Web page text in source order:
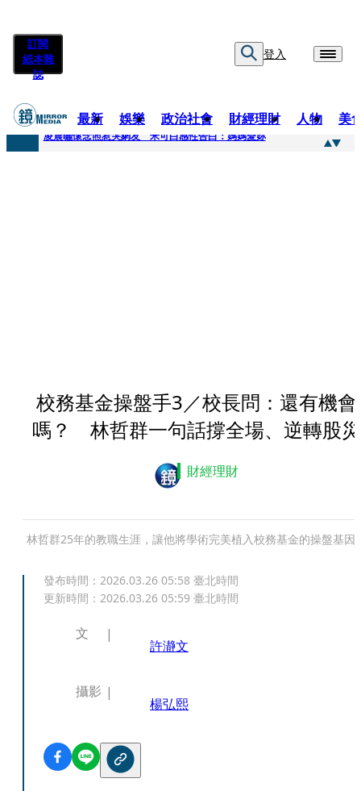
訂閱
紙本雜
誌
登入
最新 娛樂 政治社會 財經理財 人物 美
快訊
凌晨曬懷念照惹哭網友 米可白感性告白：媽媽愛妳
校務基金操盤手3／校長問：還有機會
嗎？ 林哲群一句話撐全場、逆轉股災
財經理財
林哲群25年的教職生涯，讓他將學術完美植入校務基金的操盤基因
發布時間： 2026.03.26 05:58 臺北時間
更新時間： 2026.03.26 05:59 臺北時間
文
許瀞文
攝影
楊弘熙